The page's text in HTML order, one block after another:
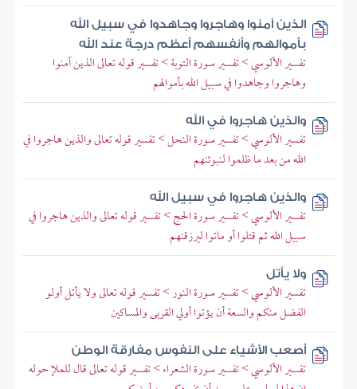
الذين آمنوا وهاجروا وجاهدوا في سبيل الله
بأموالهم وأنفسهم أعظم درجة عند الله
تفسير الألوسي > تفسير سورة التوبة > تفسير قوله تعالى الذين آمنوا
وهاجروا وجاهدوا في سبيل الله بأموالهم
والذين هاجروا في الله
تفسير الألوسي > تفسير سورة النحل > تفسير قوله تعالى والذين هاجروا في
الله من بعد ما ظلموا لنبوئنهم
والذين هاجروا في سبيل الله
تفسير الألوسي > تفسير سورة الحج > تفسير قوله تعالى والذين هاجروا في
سبيل الله ثم قتلوا أو ماتوا ليرزقنهم
ولا يأتل
تفسير الألوسي > تفسير سورة النور > تفسير قوله تعالى ولا يأتل أولو
الفضل منكم والسعة أن يؤتوا أولي القربى والمساكين
أصعب الأشياء على النفوس مفارقة الوطن
تفسير الألوسي > تفسير سورة الشعراء > تفسير قوله تعالى قال للملإ حوله